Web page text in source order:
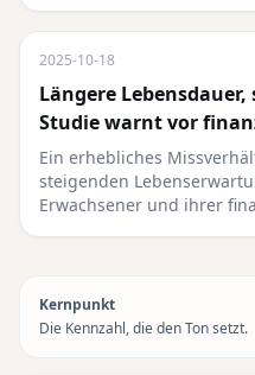
2025-10-18
Längere
Studie warnt vor
Ein erhebliches
steigenden
Erwachsener und ihrer
Kernpunkt
Die Kennzahl, die den Ton setzt.